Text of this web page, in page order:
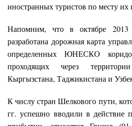
иностранных туристов по месту
Напомним, что в октябре
разработана дорожная карта
определенных ЮНЕСКО
проходящих через
Кыргызстана, Таджикистана и
К числу стран Шелкового пути,
гг. успешно вводили в действие